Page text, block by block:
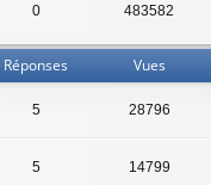
0 483582
Réponses Vues
5 28796
5 14799